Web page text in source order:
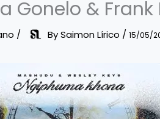
Gonelo &
/ BySaimon Lírico / 15/05/